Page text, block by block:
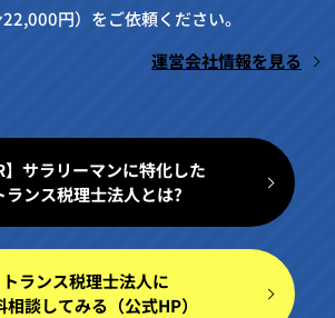
円）をご依頼ください。
運営会社情報を見る
】サラリーマンに特化した
ランス税理士法人とは?
トランス税理士法人に
相談してみる（公式HP）